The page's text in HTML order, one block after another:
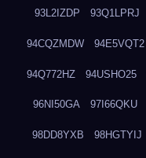
93L2IZDP 93Q1LPRJ
94CQZMDW 94E5VQT2
94Q772HZ 94USHO25
96NI50GA 97I66QKU
98DD8YXB 98HGTYIJ